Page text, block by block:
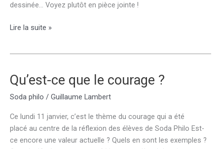
dessinée… Voyez plutôt en pièce jointe !
Devenir
rêve
d’adolescent
?
Lire la suite »
Qu’est-ce que le courage ?
Soda philo / Guillaume Lambert
Ce lundi 11 janvier, c’est le thème du courage qui a été
placé au centre de la réflexion des élèves de Soda Philo Est-
ce encore une valeur actuelle ? Quels en sont les exemples ?